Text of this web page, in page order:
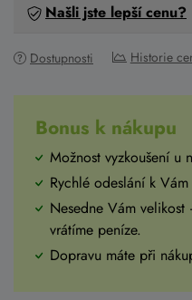
Našli jste lepší cenu?
Dostupnosti Historie
Bonus k nákupu
Možnost vyzkoušení u
Rychlé odeslání k
Nesedne Vám
vrátíme peníze.
Dopravu máte při